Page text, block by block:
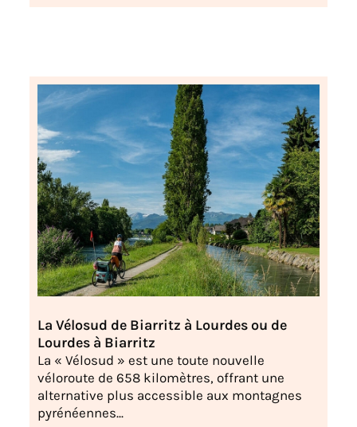
La Vélosud de Biarritz à Lourdes ou de
Lourdes à Biarritz
La « Vélosud » est une toute nouvelle
véloroute de 658 kilomètres, offrant une
alternative plus accessible aux montagnes
pyrénéennes...